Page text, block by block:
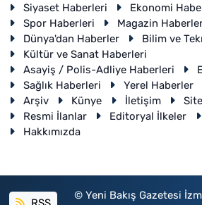
Siyaset Haberleri
Ekonomi
Spor Haberleri
Magazin
Dünya'dan Haberler
Bilim ve
Kültür ve Sanat Haberleri
Asayiş / Polis-Adliye Haberleri
Sağlık Haberleri
Yerel Haberler
Arşiv
Künye İletişim
Resmi İlanlar
Editoryal İlkeler
Hakkımızda
© Yeni Bakış Gazetesi